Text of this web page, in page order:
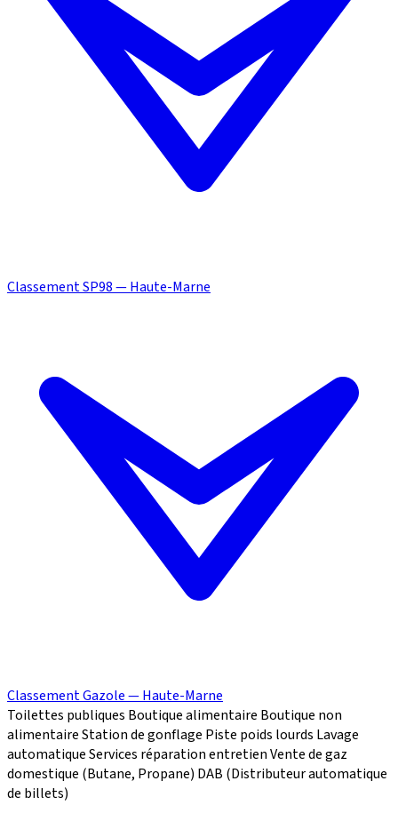
Classement SP98 — Haute-Marne
Classement Gazole — Haute-Marne
Toilettes publiques Boutique alimentaire Boutique non
alimentaireStation de gonflage Piste poids lourds Lavage
automatiqueServices réparationentretienVente de gaz
domestique (Butane, Propane) DAB (Distributeur automatique
de billets)